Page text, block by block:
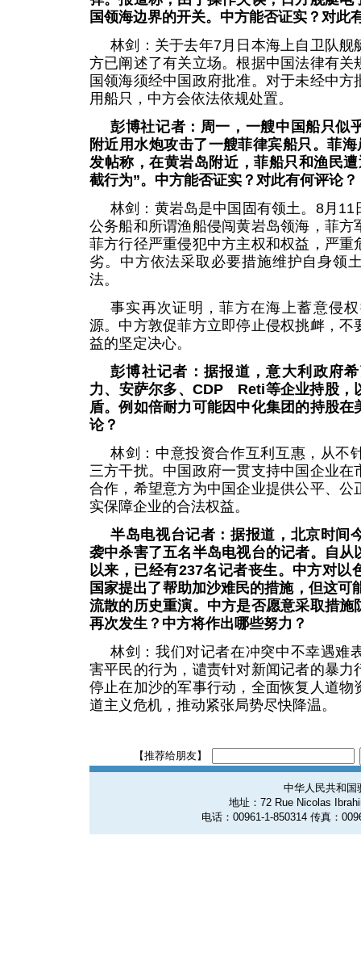
国领海边界的开关。中方能否证实？对此
林剑：关于去年7月日本海上自卫队舰
方已阐述了有关立场。根据中国法律有关
国领海须经中国政府批准。对于未经中
用船只，中方会依法依规处置。
彭博社记者：周一，一艘中国船只似
附近用水炮攻击了一艘菲律宾船只。菲
发帖称，在黄岩岛附近，菲船只和渔民
截行为”。中方能否证实？对此有何评论？
林剑：黄岩岛是中国固有领土。8月
公务船和所谓渔船侵闯黄岩岛领海，菲方
菲方行径严重侵犯中方主权和权益，严重
劣。中方依法采取必要措施维护自身领
法。
事实再次证明，菲方在海上蓄意侵
源。中方敦促菲方立即停止侵权挑衅，不
益的坚定决心。
彭博社记者：据报道，意大利政府
力、安萨尔多、CDP Reti等企业持股，
盾。例如倍耐力可能因中化集团的持股
论？
林剑：中意投资合作互利互惠，从不
三方干扰。中国政府一贯支持中国企业在
合作，希望意方为中国企业提供公平、公
实保障企业的合法权益。
半岛电视台记者：据报道，北京时间
袭中杀害了五名半岛电视台的记者。自从
以来，已经有237名记者丧生。中方对以
国家提出了帮助加沙难民的措施，但这可
流散的历史重演。中方是否愿意采取措施
再次发生？中方将作出哪些努力？
林剑：我们对记者在冲突中不幸遇难
害平民的行为，谴责针对新闻记者的暴力
停止在加沙的军事行动，全面恢复人道物
道主义危机，推动紧张局势尽快降温。
【推荐给朋友】
中华人民共和国
地址：72 Rue Nicolas
电话：00961-1-850314 传真：